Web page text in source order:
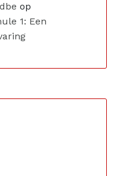
op
1: Een